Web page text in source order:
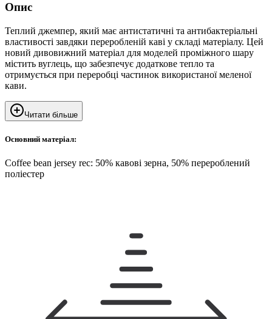
Опис
Теплий джемпер, який має антистатичні та антибактеріальні
властивості завдяки переробленій каві у складі матеріалу. Цей
новий дивовижний матеріал для моделей проміжного шару
містить вуглець, що забезпечує додаткове тепло та
отримується при переробці частинок використаної меленої
кави.
Читати більше
Основний матеріал:
Coffee bean jersey rec: 50% кавові зерна, 50% перероблений
поліестер